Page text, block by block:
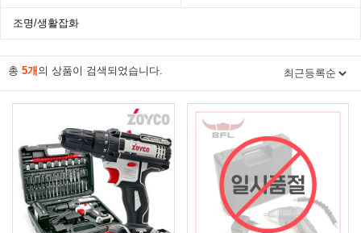
조명/생활잡화
총 5개 의 상품이 검색되었습니다.